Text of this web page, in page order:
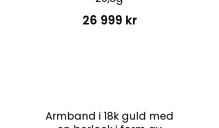
26 999 kr
Armband i 18k guld med